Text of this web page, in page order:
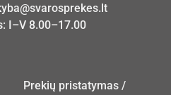
I–V 8.00–17.00
Prekių pristatymas /